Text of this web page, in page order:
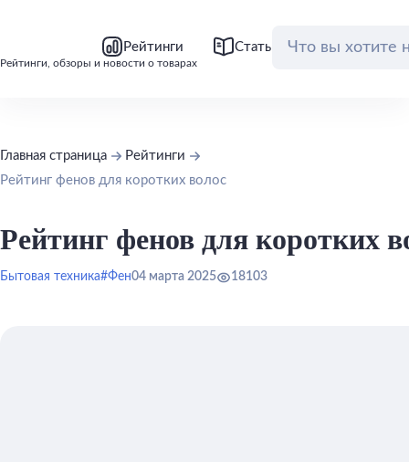
Рейтинги, обзоры и новости о товарах
Рейтинги Статьи Обзоры
Главная страница
Рейтинги
Рейтинг фенов для коротких волос
Рейтинг фенов для коротких
Бытовая техника#Фен04 марта 2025 18103